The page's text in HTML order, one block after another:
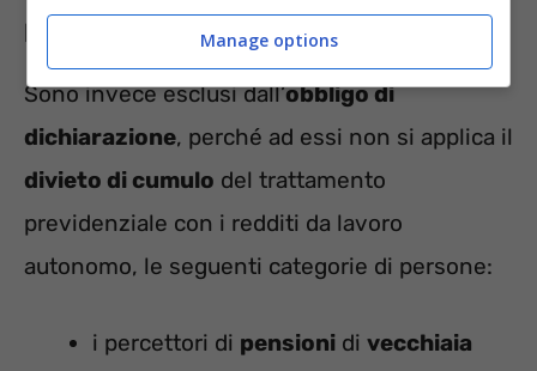
pensionati esclusi
Sono invece esclusi dall’obbligo di
dichiarazione, perché ad essi non si applica il
divieto di cumulo del trattamento
previdenziale con i redditi da lavoro
autonomo, le seguenti categorie di persone:
i percettori di pensioni di vecchiaia
Manage options